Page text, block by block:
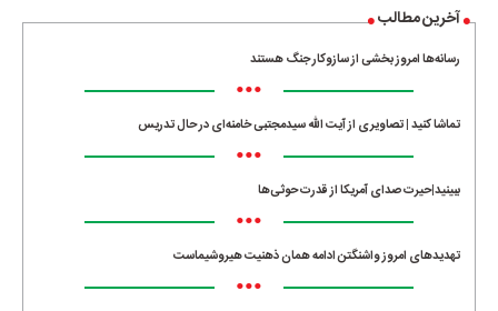
آخرین مطالب
رسانه‌ها امروز بخشی از سازوکار جنگ هستند
•••
تماشا کنید | تصاویری از آیت الله سیدمجتبی خامنه‌ای در حال تدریس
•••
ببینید|حیرت صدای آمریکا از قدرت حوثی‌ها
•••
تهدیدهای امروز واشنگتن ادامه همان ذهنیت هیروشیماست
•••